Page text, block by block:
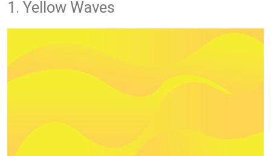
1. Yellow Waves